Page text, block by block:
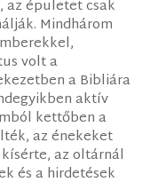
az épületet csak
Mindhárom
volt a
a Bibliára
aktív
kettőben a
az énekeket
az oltárnál
és a hirdetések